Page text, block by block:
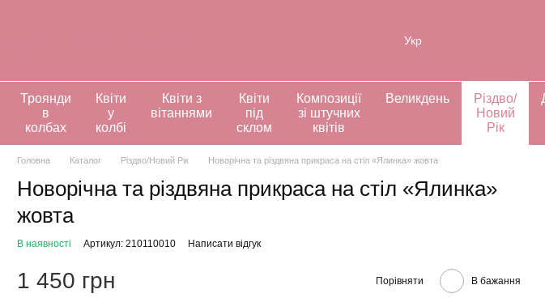
Укр
Троянди
в
колбах
Квіти
у
колбі
Квіти з
вітаннями
Квіти
під
склом
Композиції
зі штучних
квітів
Великдень
Різдво/
Новий
Рік
Головна Каталог Різдво/Новий Рік Новорічна та різдвяна прикраса на стіл «Ялинка» жовта
Новорічна та різдвяна прикраса на стіл «Ялинка»
жовта
В наявності Артикул: 210110010 Написати відгук
1 450 грн Порівняти В бажання